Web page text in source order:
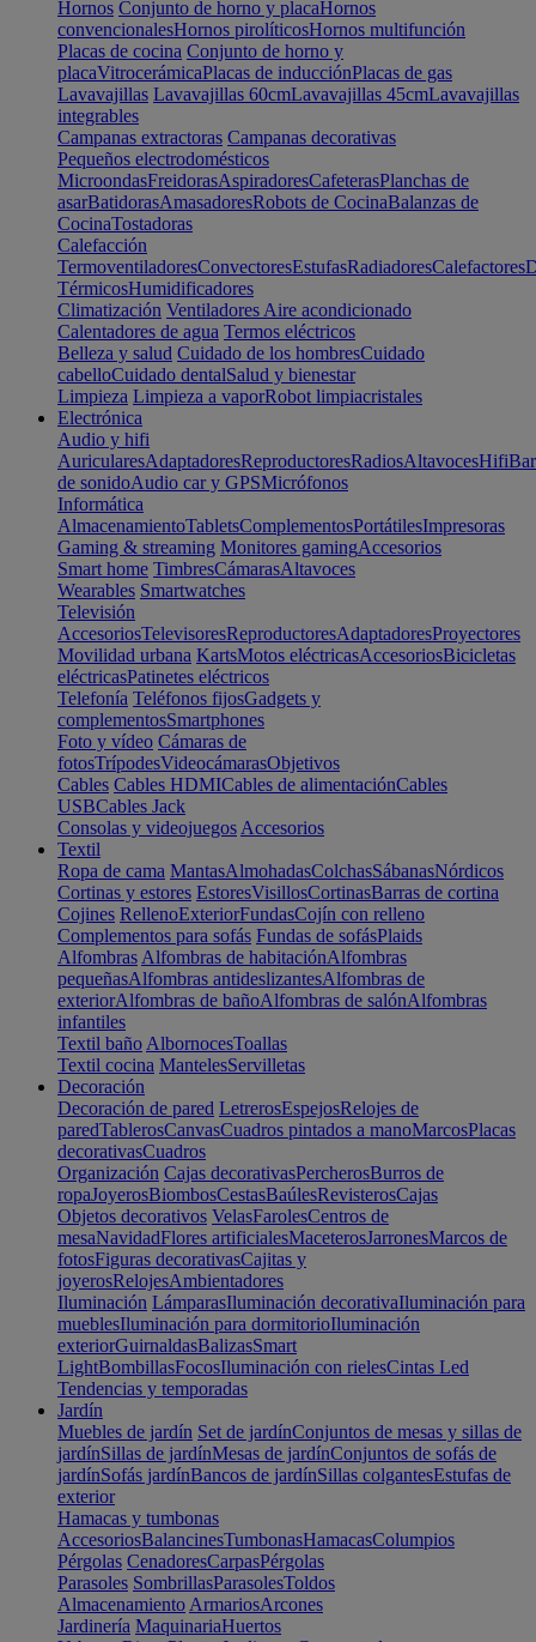
Hornos Conjunto de horno y placaHornos
convencionalesHornos pirolíticosHornos multifunción
Placas de cocina Conjunto de horno y
placaVitrocerámicaPlacas de inducciónPlacas de gas
Lavavajillas Lavavajillas 60cmLavavajillas 45cmLavavajillas
integrables
Campanas extractoras Campanas decorativas
Pequeños electrodomésticos
MicroondasFreidorasAspiradoresCafeterasPlanchas de
asarBatidorasAmasadoresRobots de CocinaBalanzas de
CocinaTostadoras
Calefacción
TermoventiladoresConvectoresEstufasRadiadoresCalefactores
TérmicosHumidificadores
Climatización Ventiladores Aire acondicionado
Calentadores de agua Termos eléctricos
Belleza y salud Cuidado de los hombresCuidado
cabelloCuidado dentalSalud y bienestar
Limpieza Limpieza a vaporRobot limpiacristales
Electrónica
Audio y hifi
AuricularesAdaptadoresReproductoresRadiosAltavocesHifi
de sonidoAudio car y GPSMicrófonos
Informática
AlmacenamientoTabletsComplementosPortátilesImpresoras
Gaming & streaming Monitores gamingAccesorios
Smart home TimbresCámarasAltavoces
Wearables Smartwatches
Televisión
AccesoriosTelevisoresReproductoresAdaptadoresProyectores
Movilidad urbana KartsMotos eléctricasAccesoriosBicicletas
eléctricasPatinetes eléctricos
Telefonía Teléfonos fijosGadgets y
complementosSmartphones
Foto y vídeo Cámaras de
fotosTrípodesVideocámarasObjetivos
Cables Cables HDMICables de alimentaciónCables
USBCables Jack
Consolas y videojuegos Accesorios
Textil
Ropa de cama MantasAlmohadasColchasSábanasNórdicos
Cortinas y estores EstoresVisillosCortinasBarras de cortina
Cojines RellenoExteriorFundasCojín con relleno
Complementos para sofás Fundas de sofásPlaids
Alfombras Alfombras de habitaciónAlfombras
pequeñasAlfombras antideslizantesAlfombras de
exteriorAlfombras de bañoAlfombras de salónAlfombras
infantiles
Textil baño AlbornocesToallas
Textil cocina MantelesServilletas
Decoración
Decoración de pared LetrerosEspejosRelojes de
paredTablerosCanvasCuadros pintados a manoMarcosPlacas
decorativasCuadros
Organización Cajas decorativasPercherosBurros de
ropaJoyerosBiombosCestasBaúlesRevisterosCajas
Objetos decorativos VelasFarolesCentros de
mesaNavidadFlores artificialesMaceterosJarronesMarcos de
fotosFiguras decorativasCajitas y
joyerosRelojesAmbientadores
Iluminación LámparasIluminación decorativaIluminación para
mueblesIluminación para dormitorioIluminación
exteriorGuirnaldasBalizasSmart
LightBombillasFocosIluminación con rielesCintas Led
Tendencias y temporadas
Jardín
Muebles de jardín Set de jardínConjuntos de mesas y sillas de
jardínSillas de jardínMesas de jardínConjuntos de sofás de
jardínSofás jardínBancos de jardínSillas colgantesEstufas de
exterior
Hamacas y tumbonas
AccesoriosBalancinesTumbonasHamacasColumpios
Pérgolas CenadoresCarpasPérgolas
Parasoles SombrillasParasolesToldos
Almacenamiento ArmariosArcones
Jardinería MaquinariaHuertos